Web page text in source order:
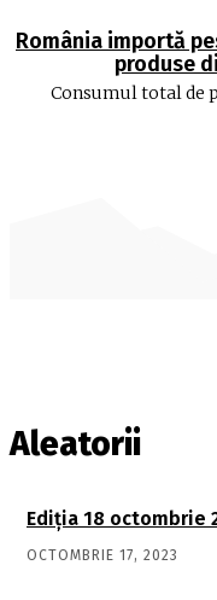
România importă
produse
Consumul total de
Aleatorii
Ediţia 18 octombrie
OCTOMBRIE 17, 2023